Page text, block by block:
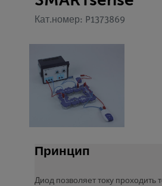
Кат.номер: P1373869
Принцип
Диод позволяет току проходить